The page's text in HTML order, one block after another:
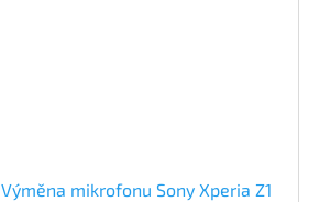
Výměna mikrofonu Sony Xperia Z1